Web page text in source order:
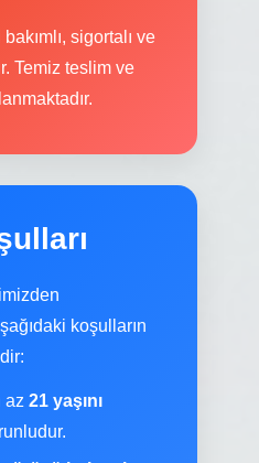
sigortalı ve
Temiz teslim ve
koşulların
az 21 yaşını